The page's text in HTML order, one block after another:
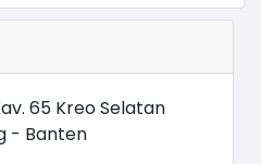
65 Kreo Selatan
- Banten